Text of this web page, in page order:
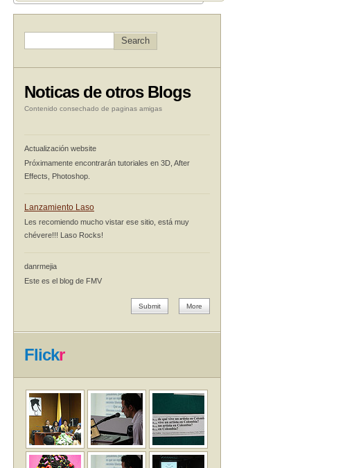
Noticas de otros Blogs
Contenido consechado de paginas amigas
Actualización website
Próximamente encontrarán tutoriales en 3D, After
Effects, Photoshop.
Lanzamiento Laso
Les recomiendo mucho vistar ese sitio, está muy
chévere!!! Laso Rocks!
danrmejia
Este es el blog de FMV
More
Submit
Flickr